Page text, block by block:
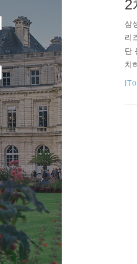
2
삼
리
단
치
기
IT